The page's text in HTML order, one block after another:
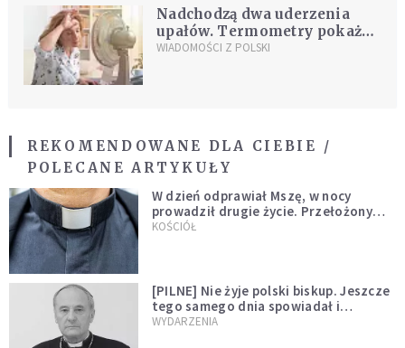
Nadchodzą dwa uderzenia
upałów. Termometry pokażą
nawet 35°C
WIADOMOŚCI Z POLSKI
REKOMENDOWANE DLA CIEBIE /
POLECANE ARTYKUŁY
W dzień odprawiał Mszę, w nocy
prowadził drugie życie. Przełożony
kazał mu opuścić zakon
KOŚCIÓŁ
[PILNE] Nie żyje polski biskup. Jeszcze
tego samego dnia spowiadał i
sprawował Mszę świętą
WYDARZENIA